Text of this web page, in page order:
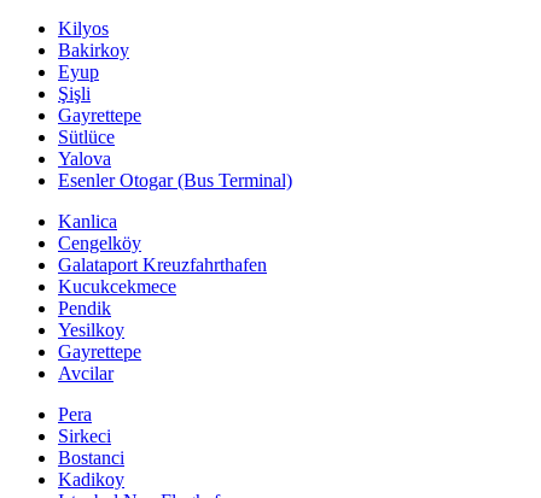
Kilyos
Bakirkoy
Eyup
Şişli
Gayrettepe
Sütlüce
Yalova
Esenler Otogar (Bus Terminal)
Kanlica
Cengelköy
Galataport Kreuzfahrthafen
Kucukcekmece
Pendik
Yesilkoy
Gayrettepe
Avcilar
Pera
Sirkeci
Bostanci
Kadikoy